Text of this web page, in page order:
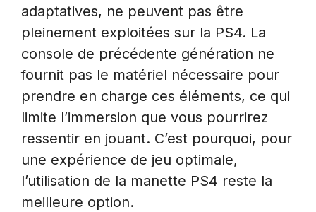
adaptatives, ne peuvent pas être
pleinement exploitées sur la PS4. La
console de précédente génération ne
fournit pas le matériel nécessaire pour
prendre en charge ces éléments, ce qui
limite l’immersion que vous pourrirez
ressentir en jouant. C’est pourquoi, pour
une expérience de jeu optimale,
l’utilisation de la manette PS4 reste la
meilleure option.